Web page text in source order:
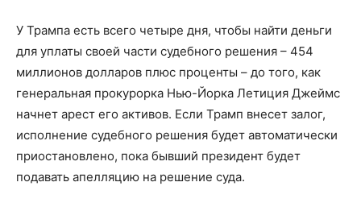
У Трампа есть всего четыре дня, чтобы найти деньги
для уплаты своей части судебного решения – 454
миллионов долларов плюс проценты – до того, как
генеральная прокурорка Нью-Йорка Летиция Джеймс
начнет арест его активов. Если Трамп внесет залог,
исполнение судебного решения будет автоматически
приостановлено, пока бывший президент будет
подавать апелляцию на решение суда.